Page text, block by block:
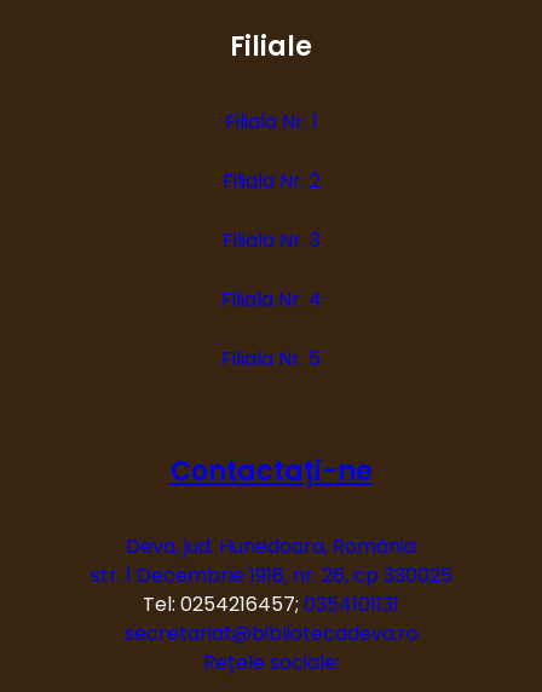
Filiale
Filiala Nr. 1
Filiala Nr. 2
Filiala Nr. 3
Filiala Nr. 4
Filiala Nr. 5
Contactați-ne
Deva, jud. Hunedoara, România
str. 1 Decembrie 1918, nr. 26, cp 330025
Tel: 0254216457; 0354101131
secretariat@bibliotecadeva.ro
Rețele sociale: